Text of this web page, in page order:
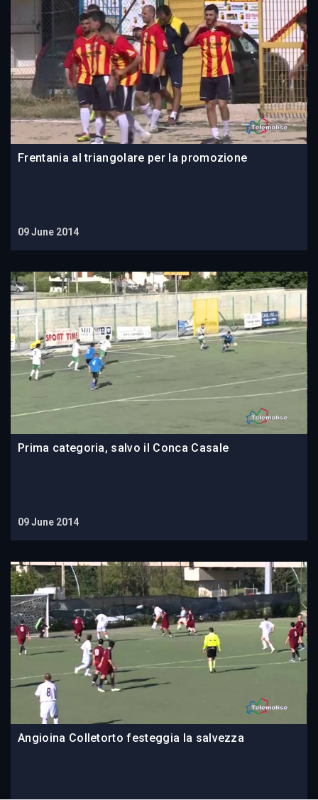
Frentania al triangolare per la promozione
09 June 2014
Prima categoria, salvo il Conca Casale
09 June 2014
Angioina Colletorto festeggia la salvezza